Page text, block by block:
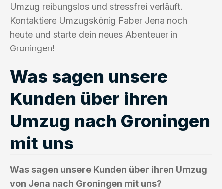
Umzug reibungslos und stressfrei verläuft.
Kontaktiere Umzugskönig Faber Jena noch
heute und starte dein neues Abenteuer in
Groningen!
Was sagen unsere
Kunden über ihren
Umzug nach Groningen
mit uns
Was sagen unsere Kunden über ihren Umzug
von Jena nach Groningen mit uns?